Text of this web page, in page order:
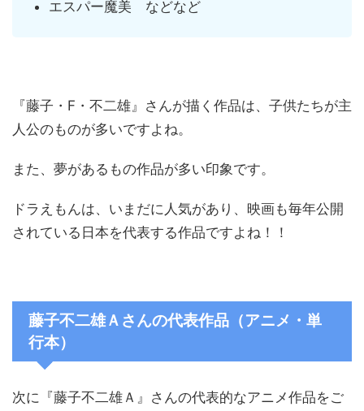
エスパー魔美 などなど
『藤子・F・不二雄』さんが描く作品は、子供たちが主
人公のものが多いですよね。
また、夢があるもの作品が多い印象です。
ドラえもんは、いまだに人気があり、映画も毎年公開
されている日本を代表する作品ですよね！！
藤子不二雄Ａさんの代表作品（アニメ・単
行本）
次に『藤子不二雄Ａ』さんの代表的なアニメ作品をご